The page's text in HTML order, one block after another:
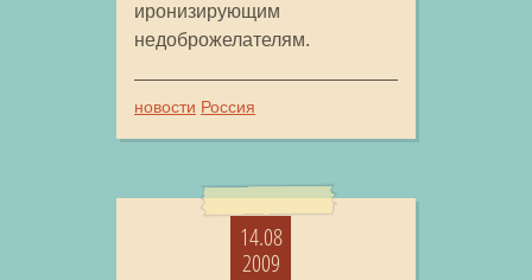
иронизирующим
недоброжелателям.
новости Россия
14.08
2009